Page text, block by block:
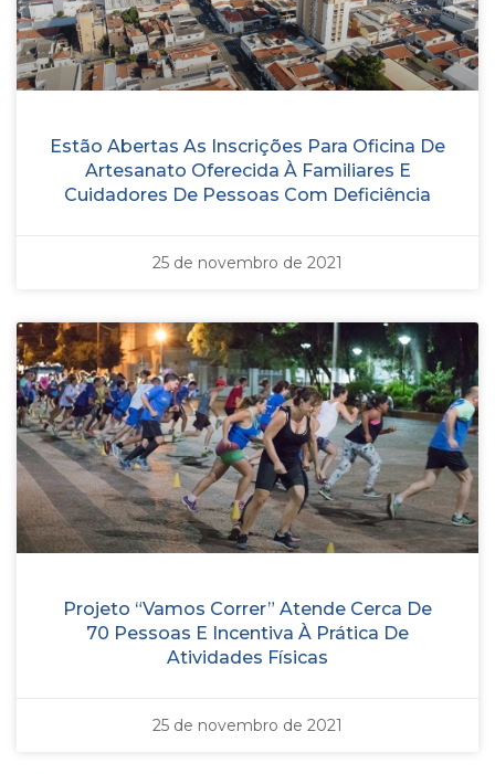
Estão Abertas As Inscrições Para Oficina De
Artesanato Oferecida À Familiares E
Cuidadores De Pessoas Com Deficiência
25 de novembro de 2021
Projeto “Vamos Correr” Atende Cerca De
70 Pessoas E Incentiva À Prática De
Atividades Físicas
25 de novembro de 2021